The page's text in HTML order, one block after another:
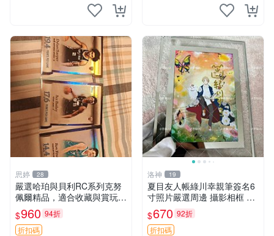
思婷 28
嚴選哈珀與貝利RC系列克努
佩爾精品，適合收藏與賞玩 R
C 玩具 陶瓷
$960 94折
折扣碼
洛神 19
夏目友人帳綠川幸親筆簽名6
寸照片嚴選周邊 攝影相框 網
路認證 夏目友人帳收藏 簽名
照 6寸
$670 92折
折扣碼